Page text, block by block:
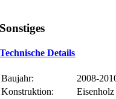
Sonstiges
Technische Details
Baujahr:
2008-
Konstruktion: